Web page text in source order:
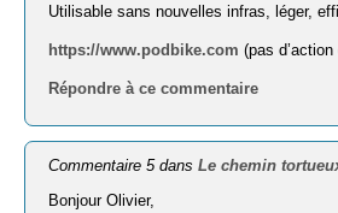
Utilisable sans nouvelles infras, léger,
https://www.podbike.com (pas
Répondre à ce commentaire
Commentaire 5 dansLe chemin
Bonjour Olivier,